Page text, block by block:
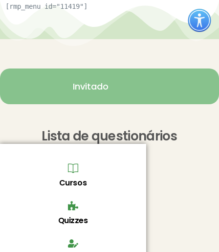
[rmp_menu id="11419"]
Invitado
Lista de questionários
Cursos
Quizzes